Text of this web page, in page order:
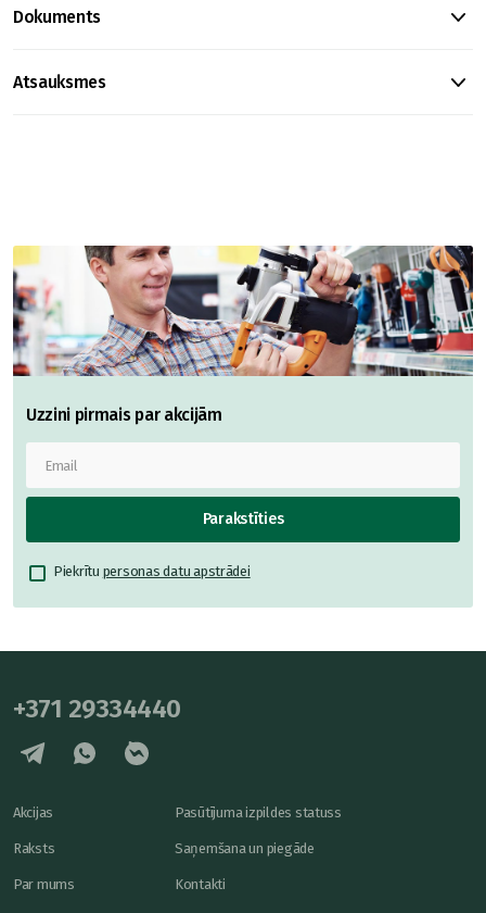
Dokuments
Atsauksmes
Uzzini pirmais par akcijām
Parakstīties
Piekrītu personas datu apstrādei
+371 29334440
Akcijas
Raksts
Par mums
Pasūtījuma izpildes statuss
Saņemšana un piegāde
Kontakti